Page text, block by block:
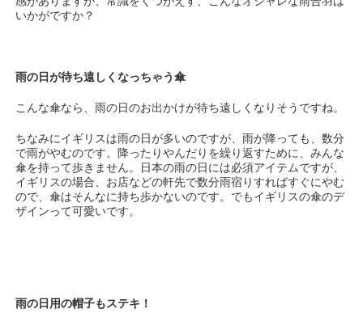
いかがですか？
雨の日が待ち遠しくなっちゃう傘
こんな傘なら、雨の日のお出かけが待ち遠しくなりそうですね。
ちなみにイギリスは雨の日が多いのですが、雨が降っても、数分
で雨がやむのです。降ったりやんだりを繰り返すために、みんな
傘を持って歩きません。日本の雨の日には必須アイテムですが、
イギリスの場合、お店などの軒先で数分雨宿りすればすぐにやむ
ので、傘はそんなに持ち歩かないのです。でもイギリスの傘のデ
ザインって可愛いです。
雨の日用の帽子もステキ！